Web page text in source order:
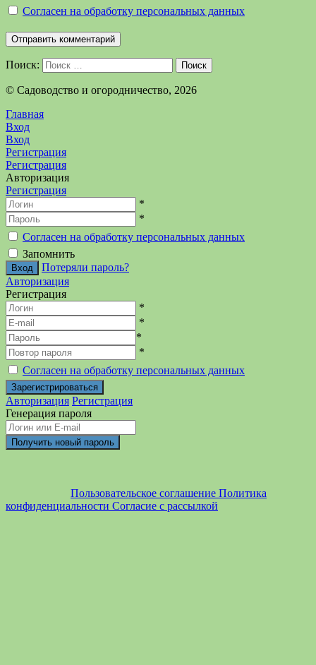
Согласен на обработку персональных данных
Поиск: Поиск
©️ Садоводство и огородничество, 2026
Главная
Вход
Вход
Регистрация
Регистрация
Авторизация
Регистрация
*
*
Согласен на обработку персональных данных
Запомнить
Потеряли пароль?
Авторизация
Регистрация
*
*
*
*
Согласен на обработку персональных данных
Авторизация Регистрация
Генерация пароля
Пользовательское соглашение Политика
конфиденциальности Согласие с рассылкой